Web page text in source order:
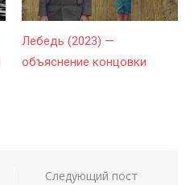
Лебедь (2023) —
объяснение концовки
Следующий пост